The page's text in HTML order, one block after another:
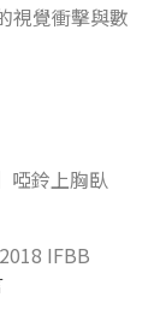
視覺衝擊與數
啞鈴上胸臥
IFBB